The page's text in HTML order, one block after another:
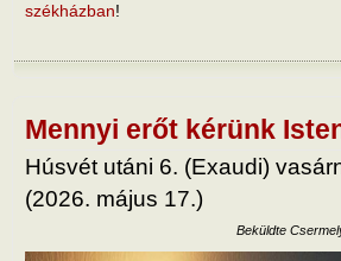
székházban!
Mennyi erőt kérünk
Húsvét utáni 6. (Exaudi)
(2026. május 17.)
Beküldte